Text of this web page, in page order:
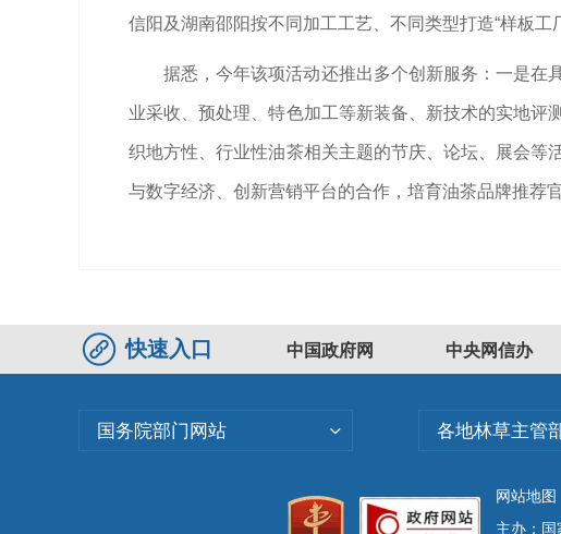
信阳及湖南邵阳按不同加工工艺、不同类型打造“样板工
据悉，今年该项活动还推出多个创新服务：一是在
业采收、预处理、特色加工等新装备、新技术的实地评
织地方性、行业性油茶相关主题的节庆、论坛、展会
与数字经济、创新营销平台的合作，培育油茶品牌推荐
快速入口 中国政府网 中央网信办
国务院部门网站 各地林草主管
网站地图
主办：